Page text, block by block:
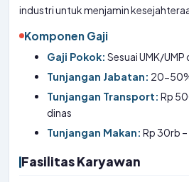
industri untuk menjamin
Komponen Gaji
Gaji Pokok: Sesuai UMK/
Tunjangan Jabatan: 20-
Tunjangan Transport: Rp
dinas
Tunjangan Makan: Rp 30rb
Fasilitas Karyawan